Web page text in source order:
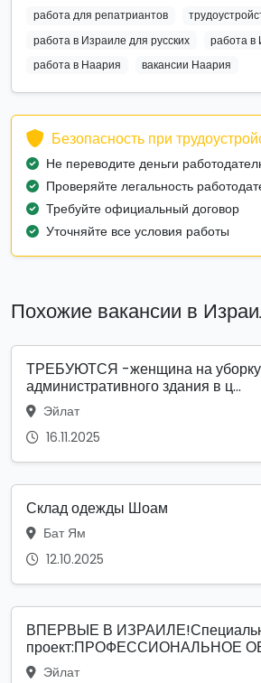
работа для репатриантов
работа в Израиле для русских
работа
работа в Наария
вакансии Наария
Безопасность при
Не переводите деньги
Проверяйте легальность
Требуйте официальный договор
Уточняйте все условия работы
Похожие вакансии в
ТРЕБУЮТСЯ -женщина на уборку
административного здания в ц...
Эйлат
16.11.2025
Склад одежды Шоам
Бат Ям
12.10.2025
ВПЕРВЫЕ В
проект:ПРОФЕССИОНАЛЬНОЕ
Эйлат